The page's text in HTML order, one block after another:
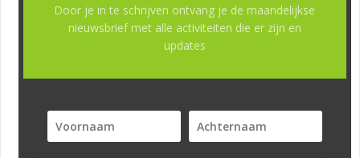
Door je in te schrijven ontvang je de maandelijkse
nieuwsbrief met alle activiteiten die er zijn en
updates